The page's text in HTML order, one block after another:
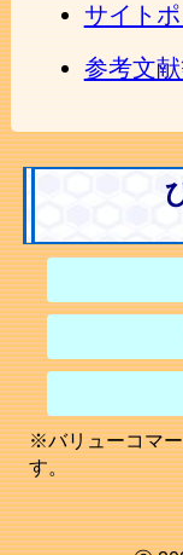
サイト
参考文
※バリューコマ
す。